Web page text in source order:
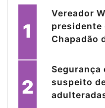
1
Vereador
presidente
Chapadão
2
Segurança
suspeito